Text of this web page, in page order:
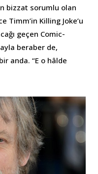
bizzat sorumlu olan
Timm’in Killing Joke’u
geçen Comic-
beraber de,
anda. “E o hâlde